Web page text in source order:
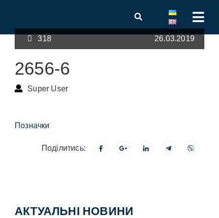
318 26.03.2019
2656-6
Super User
Позначки
Поділитись:
АКТУАЛЬНІ НОВИНИ